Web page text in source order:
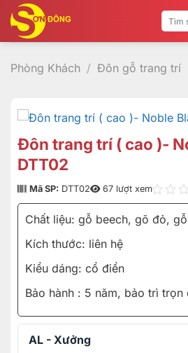
qua
nội
dung
Tìm
kiếm:
Phòng Khách / Đôn gỗ trang trí
Đôn trang trí ( cao )-
DTT02
Mã SP: DTT02 67 lượt xem
Chất liệu: gỗ beech, gõ đỏ,
Kích thước: liên hệ
Kiểu dáng: cổ điển
Bảo hành : 5 năm, bảo trì trọn
AL - Xưởng